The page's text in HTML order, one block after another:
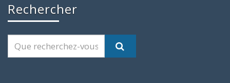
Rechercher